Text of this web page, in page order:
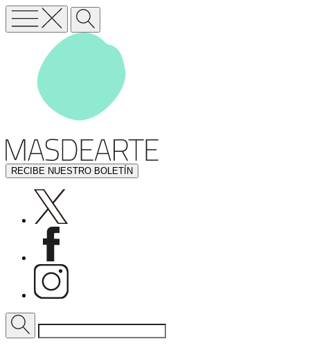
RECIBE NUESTRO BOLETÍN